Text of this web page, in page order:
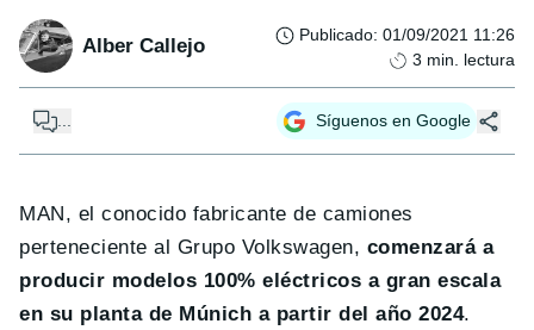
Alber Callejo Publicado: 01/09/2021 11:26
3 min. lectura
Síguenos en Google
MAN, el conocido fabricante de camiones
perteneciente al Grupo Volkswagen, comenzará a
producir modelos 100% eléctricos a gran escala
en su planta de Múnich a partir del año 2024.